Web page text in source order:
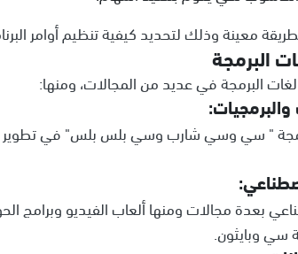
معينة وذلك لتحديد كيفية تنظيم أوامر
البرمجة
البرمجة في عديد من المجالات، ومنها:
" سي وسي شارب وسي بلس بلس" في تطوير
بعدة مجالات ومنها ألعاب الفيديو وبرامج
سي وبايثون.